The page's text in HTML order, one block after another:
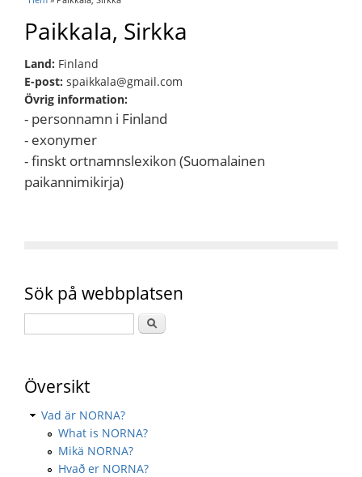
Paikkala, Sirkka
Land: Finland
E-post: spaikkala@gmail.com
Övrig information:
- personnamn i Finland
- exonymer
- finskt ortnamnslexikon (Suomalainen
paikannimikirja)
Sök på webbplatsen
Översikt
Vad är NORNA?
What is NORNA?
Mikä NORNA?
Hvað er NORNA?